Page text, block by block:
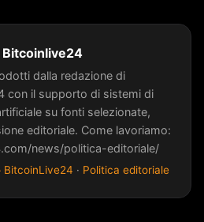
Bitcoinlive24
dalla redazione di
con il supporto di sistemi di
su fonti selezionate,
editoriale. Come lavoriamo:
news/politica-editoriale/
BitcoinLive24 · Politica editoriale